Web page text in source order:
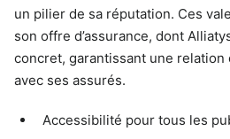
un pilier de sa réputation. Ces
son offre d’assurance, dont
concret, garantissant une relation
avec ses assurés.
Accessibilité pour tous les